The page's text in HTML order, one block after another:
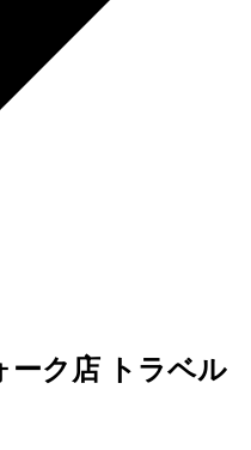
ーク店 トラベル